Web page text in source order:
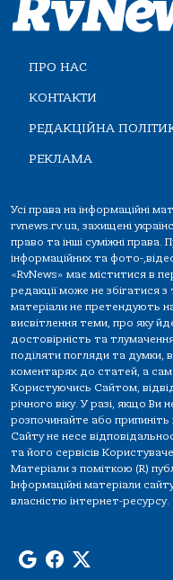
ПРО НАС
КОНТАКТИ
РЕДАКЦІЙНА
РЕКЛАМА
Усі права на інформаційні
rvnews.rv.ua, захищені
право та інші суміжні права.
інформаційних та фото-
«RvNews» має міститися в
редакції може не збігатися
матеріали не претендують
висвітлення теми, про яку
достовірність та
поділяти погляди та думки,
коментарях до статей, а сам
Користуючись Сайтом,
річного віку. У разі, якщо Ви
розпочинайте або
Сайту не несе
та його сервісів
Матеріали з поміткою (R)
Інформаційні матеріали
власністю інтернет-ресурсу.